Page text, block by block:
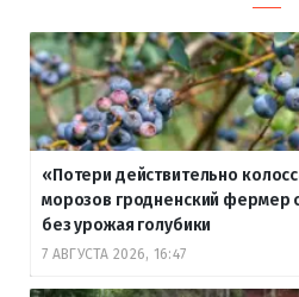
«Потери действительно
морозов гродненский фермер
без урожая голубики
7 АВГУСТА 2026, 16:47